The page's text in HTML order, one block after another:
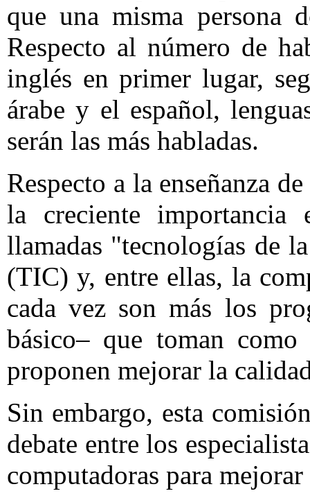
que una misma persona
Respecto al número de
inglés en primer lugar,
árabe y el español,
serán las más habladas.
Respecto a la enseñanza
la creciente
llamadas "tecnologías de
(TIC) y, entre ellas, la
cada vez son más los
básico– que toman
proponen mejorar la
Sin embargo, esta
debate entre los
computadoras para